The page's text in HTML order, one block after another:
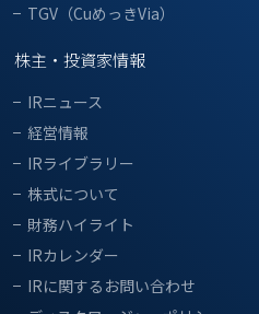
TGV（CuめっきVia）
株主・投資家情報
IRニュース
経営情報
IRライブラリー
株式について
財務ハイライト
IRカレンダー
IRに関するお問い合わせ